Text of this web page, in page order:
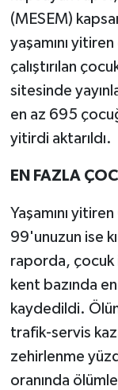
(MESEM)
yaşamını
çalıştırılan
sitesinde
en az 695
yitirdi aktarıldı.
EN FAZLA
Yaşamını
99'unuzun ise
raporda, çocuk
kent bazında
kaydedildi.
trafik-servis
zehirlenme
oranında